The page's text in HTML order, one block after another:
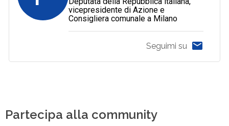
vicepresidente di Azione e
Consigliera comunale a Milano
Seguimi su
Partecipa alla community